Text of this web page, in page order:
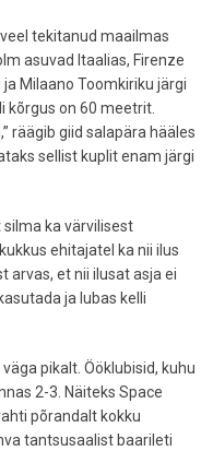
tekitanud maailmas
asuvad Itaalias, Firenze
Milaano Toomkiriku järgi
kõrgus on 60 meetrit.
räägib giid salapära hääles
sellist kuplit enam järgi
silma ka värvilisest
ehitajatel ka nii ilus
arvas, et nii ilusat asja ei
ja lubas kelli
pikalt. Ööklubisid, kuhu
2-3. Näiteks Space
põrandalt kokku
tantsusaalist baarileti